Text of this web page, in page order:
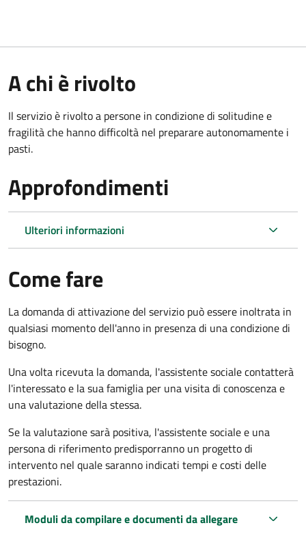
A chi è rivolto
Il servizio è rivolto a persone in condizione di solitudine e
fragilità che hanno difficoltà nel preparare autonomamente i
pasti.
Approfondimenti
Ulteriori informazioni
Come fare
La domanda di attivazione del servizio può essere inoltrata in
qualsiasi momento dell'anno in presenza di una condizione di
bisogno.
Una volta ricevuta la domanda, l'assistente sociale contatterà
l'interessato e la sua famiglia per una visita di conoscenza e
una valutazione della stessa.
Se la valutazione sarà positiva, l'assistente sociale e una
persona di riferimento predisporranno un progetto di
intervento nel quale saranno indicati tempi e costi delle
prestazioni.
Moduli da compilare e documenti da allegare